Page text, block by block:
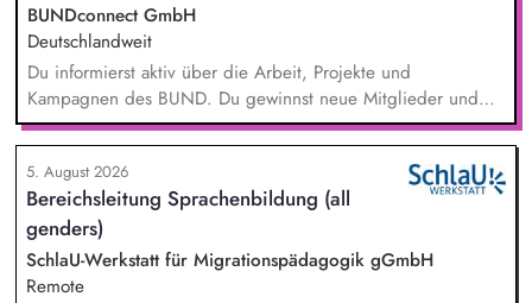
BUNDconnect GmbH
Deutschlandweit
Du informierst aktiv über die Arbeit, Projekte und
Kampagnen des BUND. Du gewinnst neue Mitglieder und
stärkst damit langfristig den Umwelt- und Naturschutz. Du
beantwortest Fragen zu Umwelt-, Arten- und Klimaschutz nach
bestem Wissen und Gewissen. Du unterstützt Kampagnen
und Aktionen, beispielsweise durch das Sammeln von
Unterschriften für Petitionen.
5. August 2026
Bereichsleitung Sprachenbildung (all
genders)
SchlaU-Werkstatt für Migrationspädagogik gGmbH
Remote